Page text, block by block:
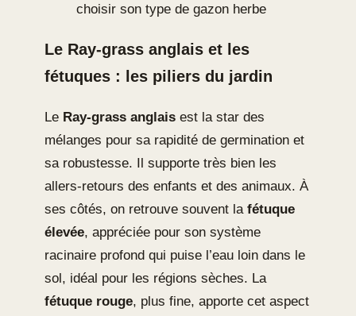
choisir son type de gazon herbe
Le Ray-grass anglais et les
fétuques : les piliers du jardin
Le Ray-grass anglais est la star des
mélanges pour sa rapidité de germination et
sa robustesse. Il supporte très bien les
allers-retours des enfants et des animaux. À
ses côtés, on retrouve souvent la fétuque
élevée, appréciée pour son système
racinaire profond qui puise l’eau loin dans le
sol, idéal pour les régions sèches. La
fétuque rouge, plus fine, apporte cet aspect